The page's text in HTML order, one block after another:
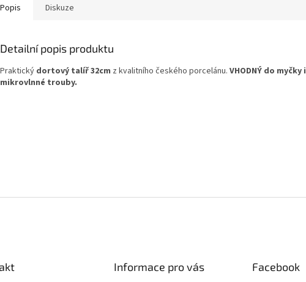
Popis Diskuze
Detailní popis produktu
Praktický dortový talíř 32cm z kvalitního českého porcelánu. VHODNÝ do myčky i
mikrovlnné trouby.
Informace pro vás Facebook